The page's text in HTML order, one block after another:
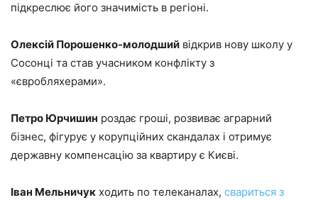
підкреслює його значимість в регіоні.
Олексій Порошенко-молодший відкрив нову школу у
Сосонці та став учасником конфлікту з
«євробляхерами».
Петро Юрчишин роздає гроші, розвиває аграрний
бізнес, фігурує у корупційних скандалах і отримує
державну компенсацію за квартиру є Києві.
Іван Мельничук ходить по телеканалах, свариться з